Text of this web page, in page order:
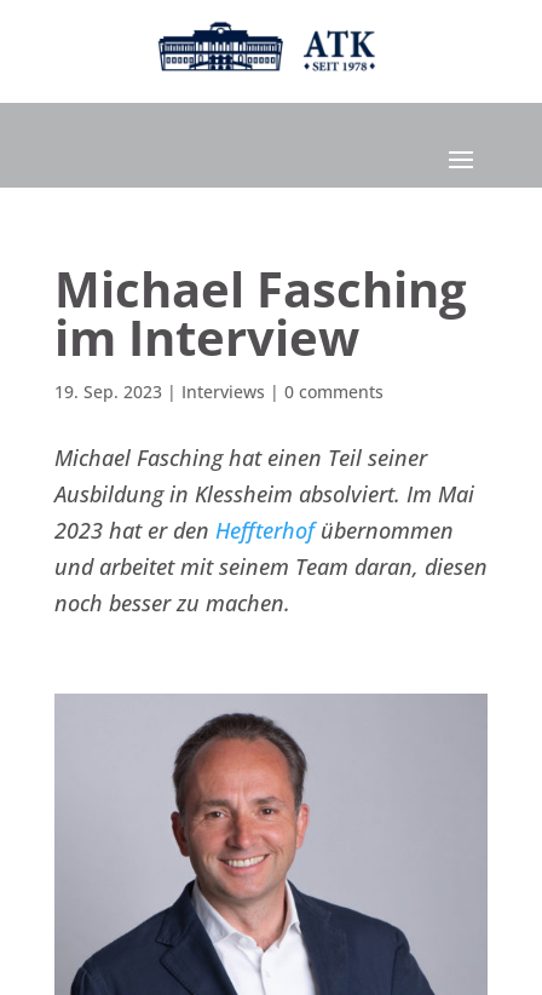
Michael Fasching
im Interview
19. Sep. 2023| Interviews | 0 comments
Michael Fasching hat einen Teil seiner
Ausbildung in Klessheim absolviert. Im Mai
2023 hat er den Heffterhofübernommen
und arbeitet mit seinem Team daran, diesen
noch besser zu machen.